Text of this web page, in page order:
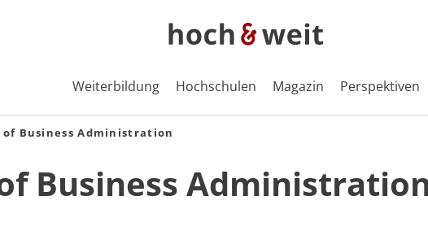
Weiterbildung Hochschulen Magazin Perspektiven
of Business Administration
Business